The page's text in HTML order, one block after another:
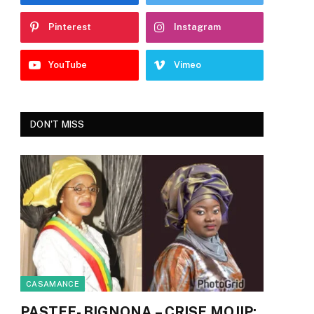
Pinterest Instagram
YouTube Vimeo
DON'T MISS
CASAMANCE